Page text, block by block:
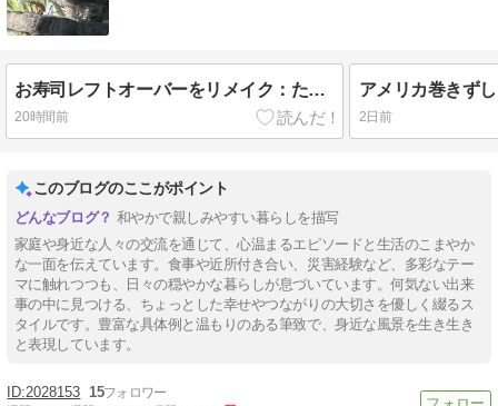
お寿司レフトオーバーをリメイク：たか子ちゃん
20時間前
アメリカ巻きず
2日前
このブログのここがポイント
和やかで親しみやすい暮らしを描写
家庭や身近な人々の交流を通じて、心温まるエピソードと生活のこまやか
な一面を伝えています。食事や近所付き合い、災害経験など、多彩なテー
マに触れつつも、日々の穏やかな暮らしが息づいています。何気ない出来
事の中に見つける、ちょっとした幸せやつながりの大切さを優しく綴るス
タイルです。豊富な具体例と温もりのある筆致で、身近な風景を生き生き
と表現しています。
2028153 15